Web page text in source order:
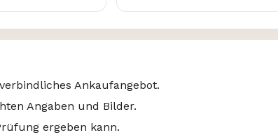
Ankaufangebot.
Angaben und Bilder.
ergeben kann.